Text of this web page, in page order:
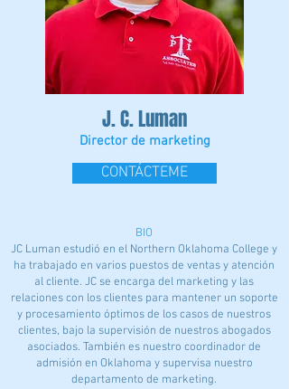
J. C. Luman
Director de marketing
CONTÁCTEME
BIO
JC Luman estudió en el Northern Oklahoma College y
ha trabajado en varios puestos de ventas y atención
al cliente. JC se encarga del marketing y las
relaciones con los clientes para mantener un soporte
y procesamiento óptimos de los casos de nuestros
clientes, bajo la supervisión de nuestros abogados
asociados. También es nuestro coordinador de
admisión en Oklahoma y supervisa nuestro
departamento de marketing.